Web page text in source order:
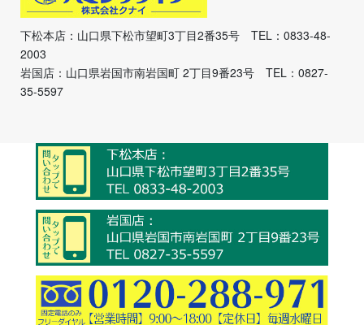
下松本店：山口県下松市望町3丁目2番35号 TEL：0833-48-
2003
岩国店：山口県岩国市南岩国町 2丁目9番23号 TEL：0827-
35-5597